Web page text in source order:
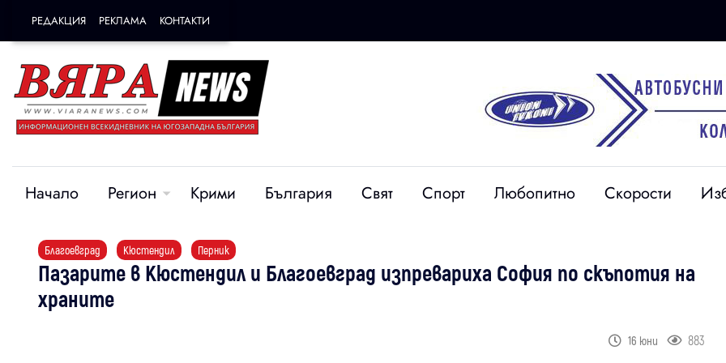
РЕДАКЦИЯ РЕКЛАМА КОНТАКТИ
Начало Регион Крими България Свят Спорт Любопитно Скорости
Благоевград Кюстендил Перник
Пазарите в Кюстендил и Благоевград изпревариха София по скъпотия на
храните
16 юни 883